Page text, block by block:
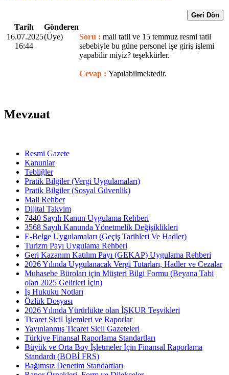
Geri Dön
Tarih
Gönderen
16.07.2025
16:44
(Üye) Soru : mali tatil ve 15 temmuz resmi tatil
sebebiyle bu güne personel işe giriş işlemi
yapabilir miyiz? teşekkürler.
Cevap : Yapılabilmektedir.
Mevzuat
Resmi Gazete
Kanunlar
Tebliğler
Pratik Bilgiler (Vergi Uygulamaları)
Pratik Bilgiler (Sosyal Güvenlik)
Mali Rehber
Dijital Takvim
7440 Sayılı Kanun Uygulama Rehberi
3568 Sayılı Kanunda Yönetmelik Değişiklikleri
E-Belge Uygulamaları (Geçiş Tarihleri Ve Hadler)
Turizm Payı Uygulama Rehberi
Geri Kazanım Katılım Payı (GEKAP) Uygulama Rehberi
2026 Yılında Uygulanacak Vergi Tutarları, Hadler ve Cezalar
Muhasebe Büroları için Müşteri Bilgi Formu (Beyana Tabi
olan 2025 Gelirleri İçin)
İş Hukuku Notları
Özlük Dosyası
2026 Yılında Yürürlükte olan İŞKUR Teşvikleri
Ticaret Sicil İşlemleri ve Raporlar
Yayınlanmış Ticaret Sicil Gazeteleri
Türkiye Finansal Raporlama Standartları
Büyük ve Orta Boy İşletmeler İçin Finansal Raporlama
Standardı (BOBİ FRS)
Bağımsız Denetim Standartları